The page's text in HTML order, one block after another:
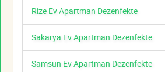
Rize Ev Apartman Dezenfekte
Sakarya Ev Apartman Dezenfekte
Samsun Ev Apartman Dezenfekte